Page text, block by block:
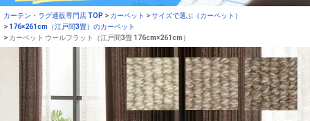
カーテン・ラグ通販専門店 TOP カーペット
サイズで選ぶ（カーペット）
176×261cm（江戸間3畳）のカーペット
カーペット ウールフラット（江戸間3畳 176cm×261cm）